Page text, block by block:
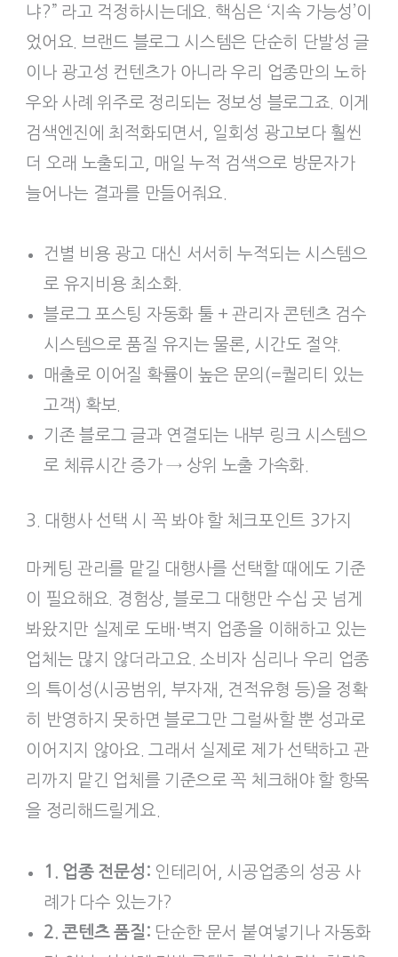
냐?” 라고 걱정하시는데요. 핵심은 ‘지속 가능성’이
었어요. 브랜드 블로그 시스템은 단순히 단발성 글
이나 광고성 컨텐츠가 아니라 우리 업종만의 노하
우와 사례 위주로 정리되는 정보성 블로그죠. 이게
검색엔진에 최적화되면서, 일회성 광고보다 훨씬
더 오래 노출되고, 매일 누적 검색으로 방문자가
늘어나는 결과를 만들어줘요.
건별 비용 광고 대신 서서히 누적되는 시스템으
로 유지비용 최소화.
블로그 포스팅 자동화 툴 + 관리자 콘텐츠 검수
시스템으로 품질 유지는 물론, 시간도 절약.
매출로 이어질 확률이 높은 문의(=퀄리티 있는
고객) 확보.
기존 블로그 글과 연결되는 내부 링크 시스템으
로 체류시간 증가 → 상위 노출 가속화.
3. 대행사 선택 시 꼭 봐야 할 체크포인트 3가지
마케팅 관리를 맡길 대행사를 선택할 때에도 기준
이 필요해요. 경험상, 블로그 대행만 수십 곳 넘게
봐왔지만 실제로 도배·벽지 업종을 이해하고 있는
업체는 많지 않더라고요. 소비자 심리나 우리 업종
의 특이성(시공범위, 부자재, 견적유형 등)을 정확
히 반영하지 못하면 블로그만 그럴싸할 뿐 성과로
이어지지 않아요. 그래서 실제로 제가 선택하고 관
리까지 맡긴 업체를 기준으로 꼭 체크해야 할 항목
을 정리해드릴게요.
1. 업종 전문성: 인테리어, 시공업종의 성공 사
례가 다수 있는가?
2. 콘텐츠 품질: 단순한 문서 붙여넣기나 자동화